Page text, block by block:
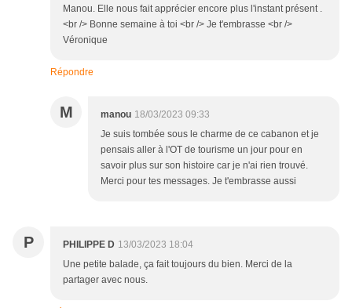
Manou. Elle nous fait apprécier encore plus l'instant présent .
<br /> Bonne semaine à toi <br /> Je t'embrasse <br />
Véronique
Répondre
M manou 18/03/2023 09:33
Je suis tombée sous le charme de ce cabanon et je
pensais aller à l'OT de tourisme un jour pour en
savoir plus sur son histoire car je n'ai rien trouvé.
Merci pour tes messages. Je t'embrasse aussi
P PHILIPPE D 13/03/2023 18:04
Une petite balade, ça fait toujours du bien. Merci de la
partager avec nous.